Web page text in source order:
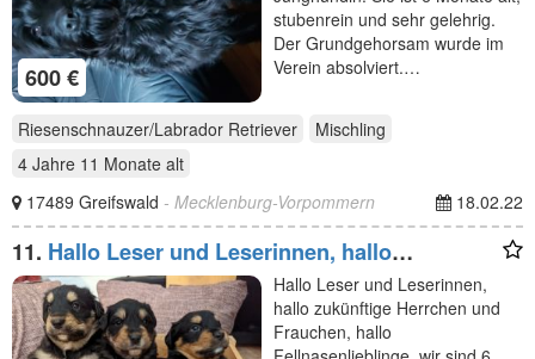
600 €
stubenrein und sehr gelehrig.
Der Grundgehorsam wurde im
Verein absolviert.…
Riesenschnauzer/Labrador Retriever
Mischling
4 Jahre 11 Monate alt
17489 Greifswald - Mecklenburg-Vorpommern 18.02.22
11. Hallo Leser und Leserinnen, hallo
zukünftige Herrchen
Hallo Leser und Leserinnen,
hallo zukünftige Herrchen und
Frauchen, hallo